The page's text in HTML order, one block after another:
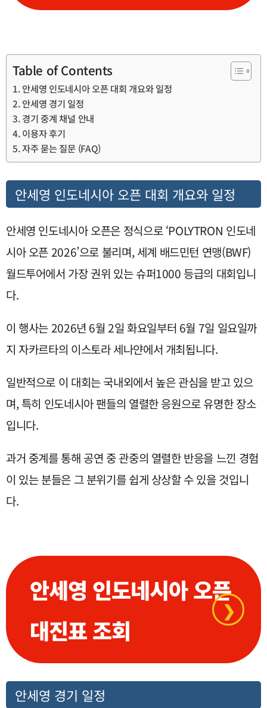
Table of Contents
안세영 인도네시아 오픈 대회 개요와 일정
안세영 경기 일정
경기 중계 채널 안내
이용자 후기
자주 묻는 질문 (FAQ)
안세영 인도네시아 오픈 대회 개요와 일정
안세영 인도네시아 오픈은 정식으로 ‘POLYTRON 인도네
시아 오픈 2026’으로 불리며, 세계 배드민턴 연맹(BWF)
월드투어에서 가장 권위 있는 슈퍼1000 등급의 대회입니
다.
이 행사는 2026년 6월 2일 화요일부터 6월 7일 일요일까
지 자카르타의 이스토라 세나얀에서 개최됩니다.
일반적으로 이 대회는 국내외에서 높은 관심을 받고 있으
며, 특히 인도네시아 팬들의 열렬한 응원으로 유명한 장소
입니다.
과거 중계를 통해 공연 중 관중의 열렬한 반응을 느낀 경험
이 있는 분들은 그 분위기를 쉽게 상상할 수 있을 것입니
다.
안세영 인도네시아 오픈
대진표 조회
❯
안세영 경기 일정